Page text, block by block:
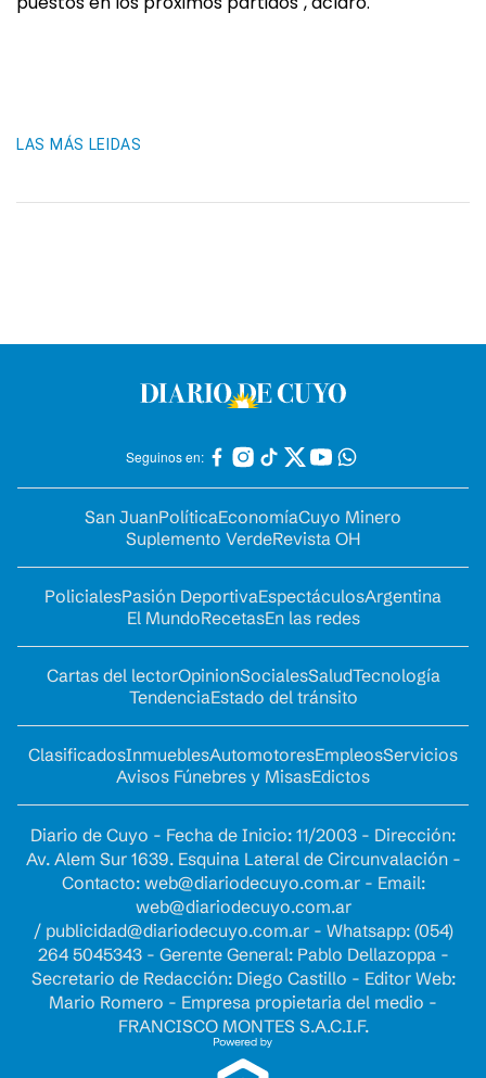
LAS MÁS LEIDAS
Seguinos en:
San JuanPolíticaEconomíaCuyo Minero
Suplemento VerdeRevista OH
PolicialesPasión DeportivaEspectáculosArgentina
El MundoRecetasEn las redes
Cartas del lectorOpinionSocialesSaludTecnología
TendenciaEstado del tránsito
ClasificadosInmueblesAutomotoresEmpleosServicios
Avisos Fúnebres y MisasEdictos
Diario de Cuyo - Fecha de Inicio: 11/2003 - Dirección:
Av. Alem Sur 1639. Esquina Lateral de Circunvalación -
Contacto: web@diariodecuyo.com.ar- Email:
web@diariodecuyo.com.ar
/ publicidad@diariodecuyo.com.ar- Whatsapp: (054)
264 5045343 - Gerente General: Pablo Dellazoppa -
Secretario de Redacción: Diego Castillo - Editor Web:
Mario Romero - Empresa propietaria del medio -
FRANCISCO MONTES S.A.C.I.F.